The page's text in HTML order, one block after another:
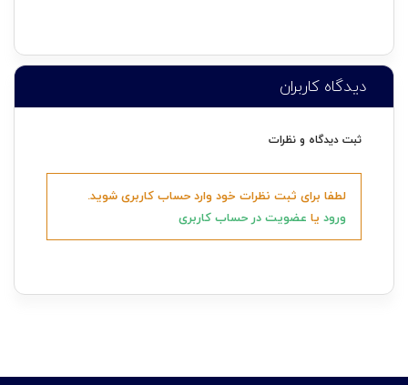
دیدگاه کاربران
ثبت دیدگاه و نظرات
لطفا برای ثبت نظرات خود وارد حساب کاربری شوید.
ورود یا عضویت در حساب کاربری